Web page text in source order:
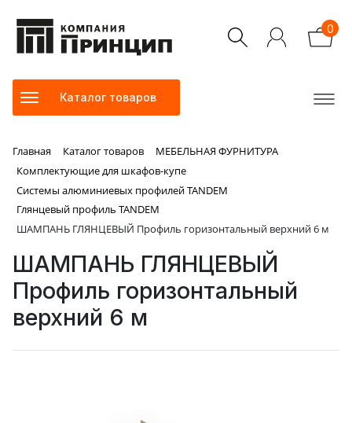
0
Каталог товаров
Главная Каталог товаров
МЕБЕЛЬНАЯ ФУРНИТУРА
Комплектующие для шкафов-купе
Системы алюминиевых профилей TANDEM
Глянцевый профиль TANDEM
ШАМПАНЬ ГЛЯНЦЕВЫЙ Профиль горизонтальный верхний 6 м
ШАМПАНЬ ГЛЯНЦЕВЫЙ
Профиль горизонтальный
верхний 6 м